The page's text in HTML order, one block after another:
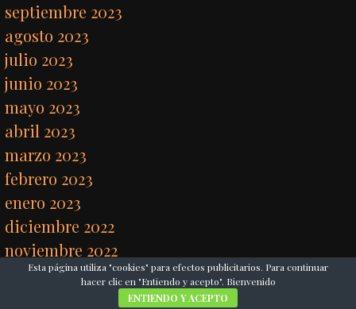
septiembre 2023
agosto 2023
julio 2023
junio 2023
mayo 2023
abril 2023
marzo 2023
febrero 2023
enero 2023
diciembre 2022
noviembre 2022
octubre 2022
Esta página utiliza "cookies" para efectos publicitarios. Para continuar
hacer clic en "Entiendo y acepto". Bienvenido
ENTIENDO Y ACEPTO